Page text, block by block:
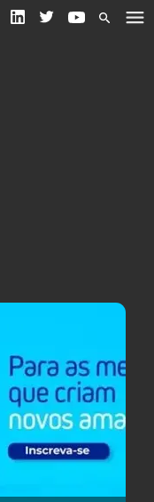
Podcast
Política
Saúde
Tempo